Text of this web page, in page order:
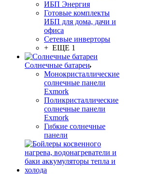
ИБП Энергия
Готовые комплекты
ИБП для дома, дачи и
офиса
Сетевые инверторы
+ ЕЩЕ 1
Солнечные батареи
Монокристаллические
солнечные панели
Exmork
Поликристаллические
солнечные панели
Exmork
Гибкие солнечные
панели